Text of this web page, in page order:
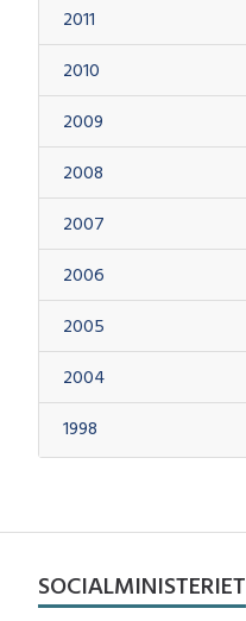
2011
2010
2009
2008
2007
2006
2005
2004
1998
SOCIALMINISTERIET